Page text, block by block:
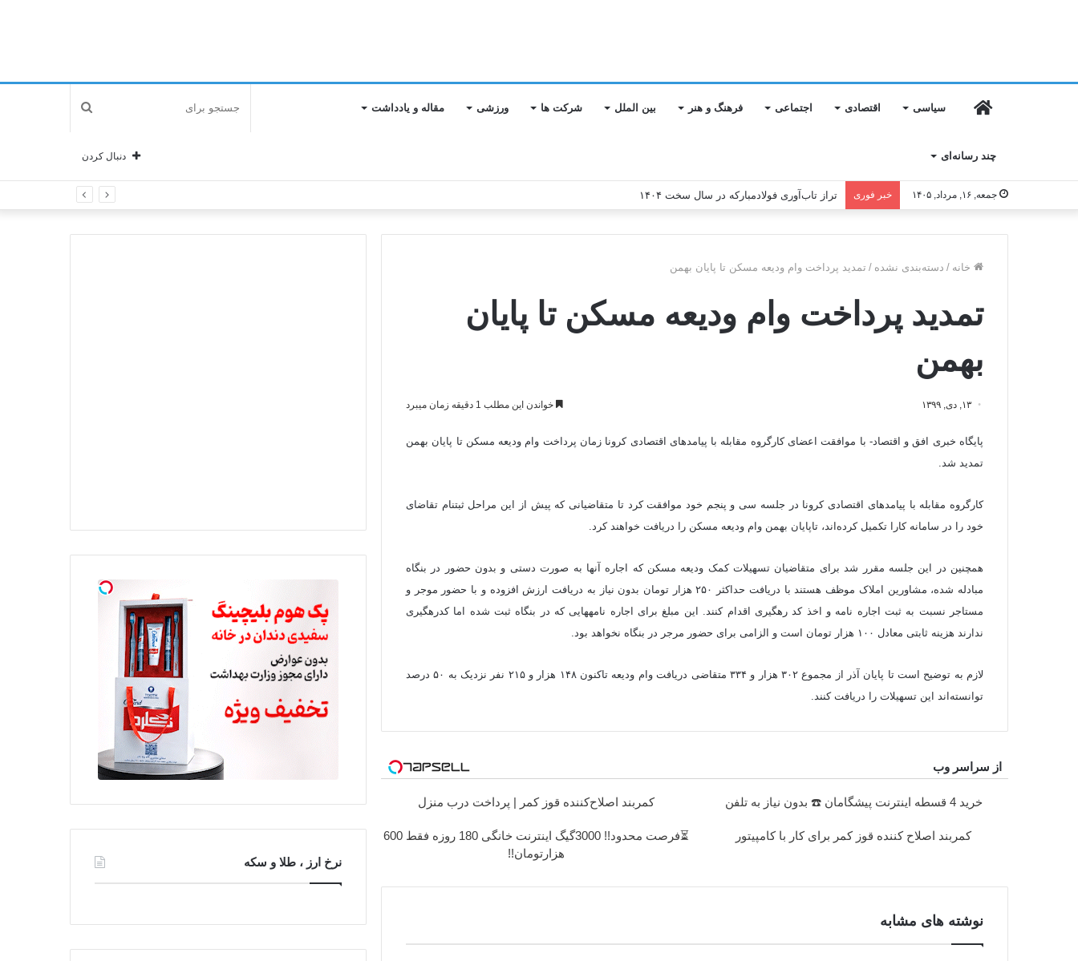
سیاسی اقتصادی اجتماعی فرهنگ و هنر بین الملل شرکت ها ورزشی مقاله و یادداشت
چند رسانه‌ای دنبال کردن
جمعه, ۱۶, مرداد, ۱۴۰۵ خبر فوری تراز تاب‌آوری فولادمبارکه در سال سخت ۱۴۰۴
خانه / دسته‌بندی نشده / تمدید پرداخت وام ودیعه مسکن تا پایان بهمن
تمدید پرداخت وام ودیعه مسکن تا پایان
بهمن
۱۳, دی, ۱۳۹۹ خواندن این مطلب 1 دقیقه زمان میبرد
پایگاه خبری افق و اقتصاد- با موافقت اعضای کارگروه مقابله با پیامدهای اقتصادی کرونا زمان پرداخت وام ودیعه مسکن تا پایان بهمن
تمدید شد.
کارگروه مقابله با پیامدهای اقتصادی کرونا در جلسه سی و پنجم خود موافقت کرد تا متقاضیانی که پیش از این مراحل ثبت‎نام تقاضای
خود را در سامانه کارا تکمیل کرده‌اند، تاپایان بهمن وام ودیعه مسکن را دریافت خواهند کرد.
همچنین در این جلسه مقرر شد برای متقاضیان تسهیلات کمک ودیعه مسکن که اجاره آنها به صورت دستی و بدون حضور در بنگاه
مبادله شده، مشاورین املاک موظف هستند با دریافت حداکثر ۲۵۰ هزار تومان بدون نیاز به دریافت ارزش افزوده و با حضور موجر و
مستاجر نسبت به ثبت اجاره نامه و اخذ کد رهگیری اقدام کنند. این مبلغ برای اجاره نامه‎هایی که در بنگاه ثبت شده اما کدرهگیری
ندارند هزینه ثابتی معادل ۱۰۰ هزار تومان است و الزامی برای حضور مرجر در بنگاه نخواهد بود.
لازم به توضیح است تا پایان آذر از مجموع ۳۰۲ هزار و ۳۳۴ متقاضی دریافت وام ودیعه تاکنون ۱۴۸ هزار و ۲۱۵ نفر نزدیک به ۵۰ درصد
توانسته‌اند این تسهیلات را دریافت کنند.
از سراسر وب
خرید 4 قسطه اینترنت پیشگامان ☎️ بدون نیاز به تلفن کمربند اصلاح‌کننده قوز کمر | پرداخت درب منزل
کمربند اصلاح کننده قوز کمر برای کار با کامپیتور
⏳فرصت محدود!! 3000گیگ اینترنت خانگی 180 روزه فقط 600
هزارتومان!!
نوشته های مشابه
نرخ ارز ، طلا و سکه